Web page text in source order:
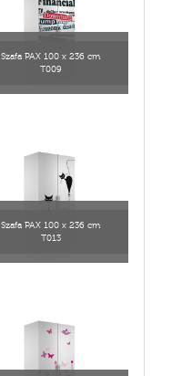
Szafa PAX 100 x 236 cm
T009
Szafa PAX 100 x 236 cm
T013